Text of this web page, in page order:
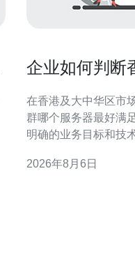
企业如何判断
在香港及大中华区市
群哪个服务器最好满
明确的业务目标和技
衡，确保SEO与GEO优化效果。 明
2026年8月6日